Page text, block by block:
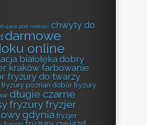
pod makijaż chwyty do
darmowe
online
białołęka dobry
kraków farbowanie
fryzury do twarzy
poznań dobór fryzury
długie czarne
fryzury fryzjer
gdynia fryzjer